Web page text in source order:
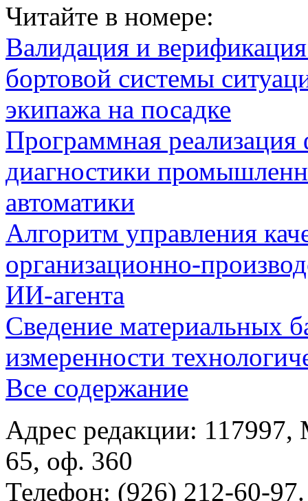
Читайте в номере:
Валидация и
бортовой системы
экипажа на посадке
Программная
диагностики
автоматики
Алгоритм управления
организационно-
ИИ-агента
Сведение материальных
измеренности
Все содержание
Адрес редакции:
65, оф. 360
Телефон: (926) 212-60-97.